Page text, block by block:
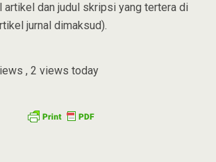
artikel dan judul skripsi yang tertera di
jurnal dimaksud).
, 2 views today